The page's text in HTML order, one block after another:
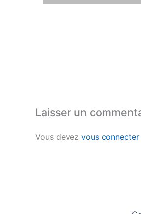
Laisser un
Vous devez vous connecter